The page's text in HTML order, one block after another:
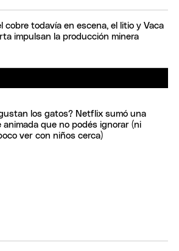
cobre todavía en escena, el litio y Vaca
impulsan la producción minera
los gatos? Netflix sumó una
animada que no podés ignorar (ni
ver con niños cerca)